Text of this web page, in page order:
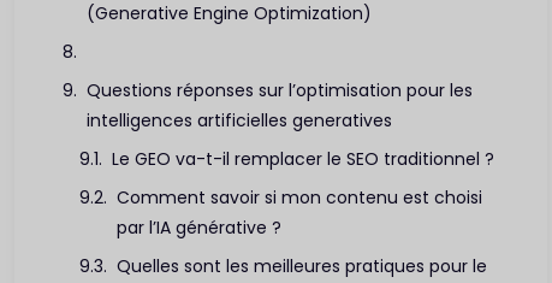
(Generative Engine Optimization)
Questions réponses sur l’optimisation pour les
intelligences artificielles generatives
Le GEO va-t-il remplacer le SEO traditionnel ?
Comment savoir si mon contenu est choisi
par l’IA générative ?
Quelles sont les meilleures pratiques pour le